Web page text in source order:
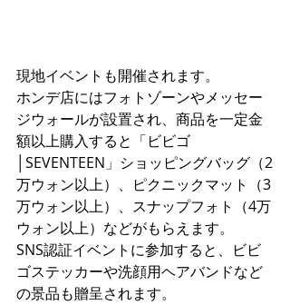
現地イベントも開催されます。
ホンデ店にはフォトゾーンやメッセー
ジウォールが設置され、商品を一定金
額以上購入すると「ビビゴ
│SEVENTEEN」ショッピングバッグ（2
万ウォン以上）、ピクニックマット（3
万ウォン以上）、スナップフォト（4万
ウォン以上）などがもらえます。
SNS認証イベントに参加すると、ビビ
ゴステッカーや洗顔用ヘアバンドなど
の景品も贈呈されます。